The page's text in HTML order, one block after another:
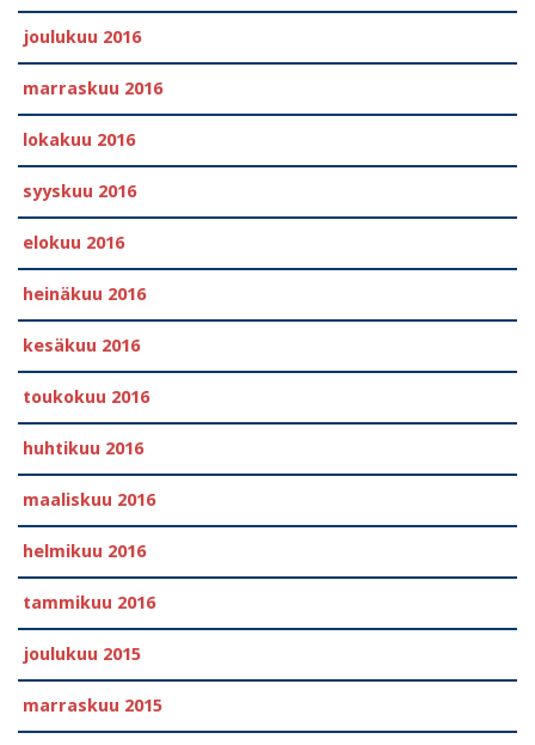
joulukuu 2016
marraskuu 2016
lokakuu 2016
syyskuu 2016
elokuu 2016
heinäkuu 2016
kesäkuu 2016
toukokuu 2016
huhtikuu 2016
maaliskuu 2016
helmikuu 2016
tammikuu 2016
joulukuu 2015
marraskuu 2015